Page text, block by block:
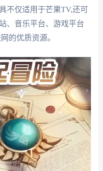
不仅适用于芒果TV,还可
、音乐平台、游戏平台
的优质资源。